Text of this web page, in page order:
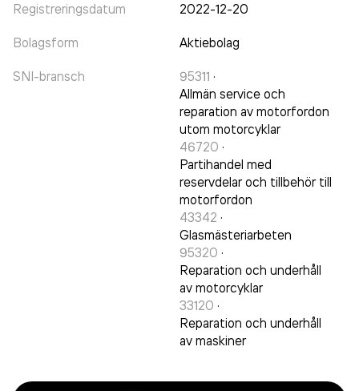
Registreringsdatum 2022-12-20
Bolagsform Aktiebolag
SNI-bransch 95311 ·
Allmän service och
reparation av motorfordon
utom motorcyklar
46720 ·
Partihandel med
reservdelar och tillbehör till
motorfordon
43342 ·
Glasmästeriarbeten
95320 ·
Reparation och underhåll
av motorcyklar
33120 ·
Reparation och underhåll
av maskiner